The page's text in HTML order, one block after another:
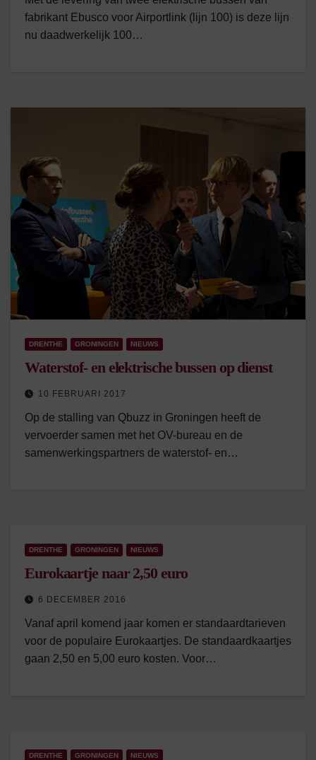
fabrikant Ebusco voor Airportlink (lijn 100) is deze lijn
nu daadwerkelijk 100…
DRENTHE GRONINGEN NIEUWS
Waterstof- en elektrische bussen op dienst
10 FEBRUARI 2017
Op de stalling van Qbuzz in Groningen heeft de
vervoerder samen met het OV-bureau en de
samenwerkingspartners de waterstof- en…
DRENTHE GRONINGEN NIEUWS
Eurokaartje naar 2,50 euro
6 DECEMBER 2016
Vanaf april komend jaar komen er standaardtarieven
voor de populaire Eurokaartjes. De standaardkaartjes
gaan 2,50 en 5,00 euro kosten. Voor…
DRENTHE GRONINGEN NIEUWS